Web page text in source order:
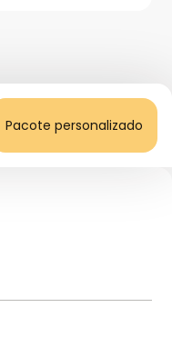
Pacote personalizado